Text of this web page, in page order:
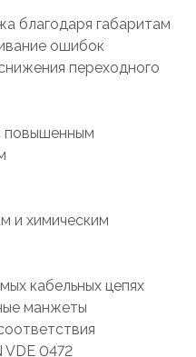
благодаря габаритам
ошибок
переходного
повышенным
и химическим
кабельных цепях
манжеты
VDE 0472